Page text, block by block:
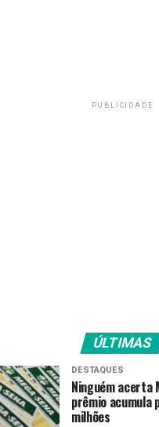
PUBLICIDADE
ÚLTIMAS
DESTAQUES
Ninguém acerta
prêmio acumula
milhões